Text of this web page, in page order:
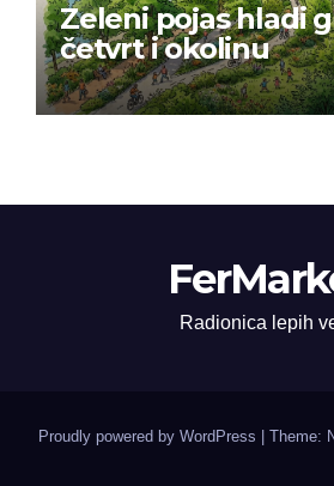
Zeleni pojas hladi
četvrt i okolinu
Radionica lepih
Proudly powered by WordPress Theme: